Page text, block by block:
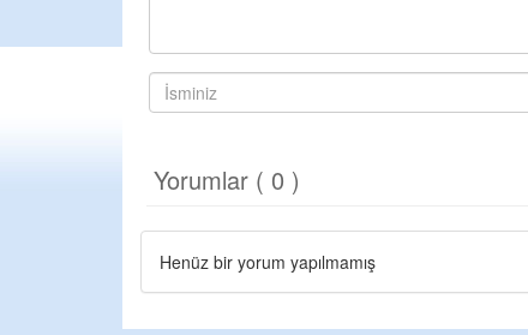
Yorumlar ( 0 )
Henüz bir yorum yapılmamış